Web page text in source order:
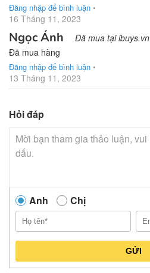
Đăng nhập để bình luận •
16 Tháng 11, 2023
Ngọc Ánh Đã mua tại ibuys.vn
Đã mua hàng
Đăng nhập để bình luận •
13 Tháng 11, 2023
Hỏi đáp
Anh Chị
GỬI